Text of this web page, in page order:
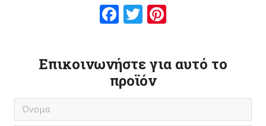
Facebook
Twitter
Επικοινωνήστε για αυτό το
προϊόν